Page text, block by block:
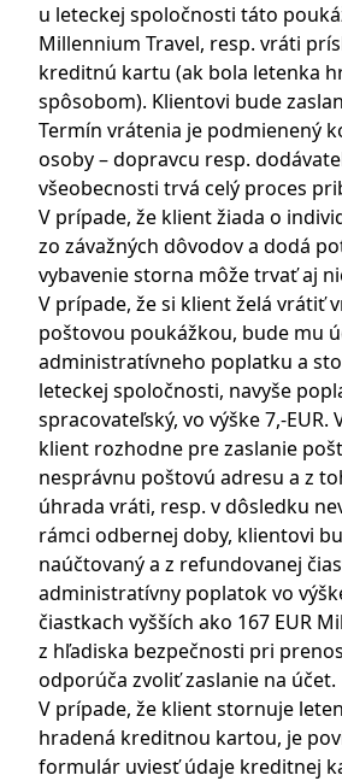
u leteckej spoločnosti táto
Millennium Travel, resp. vráti
kreditnú kartu (ak bola letenka
spôsobom). Klientovi bude
Termín vrátenia je podmienený
osoby – dopravcu resp.
všeobecnosti trvá celý proces
V prípade, že klient žiada o
zo závažných dôvodov a dodá
vybavenie storna môže trvať aj
V prípade, že si klient želá vrátiť
poštovou poukážkou, bude mu
administratívneho poplatku a
leteckej spoločnosti, navyše
spracovateľský, vo výške 7,-EUR.
klient rozhodne pre zaslanie
nesprávnu poštovú adresu a z
úhrada vráti, resp. v dôsledku
rámci odbernej doby, klientovi
naúčtovaný a z refundovanej
administratívny poplatok vo
čiastkach vyšších ako 167 EUR
z hľadiska bezpečnosti pri
odporúča zvoliť zaslanie na účet.
V prípade, že klient stornuje
hradená kreditnou kartou, je
formulár uviesť údaje kreditnej